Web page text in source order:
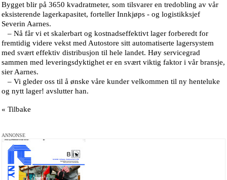
Bygget blir på 3650 kvadratmeter, som tilsvarer en tredobling av vår
eksisterende lagerkapasitet, forteller Innkjøps - og logistikksjef
Severin Aarnes.
– Nå får vi et skalerbart og kostnadseffektivt lager forberedt for
fremtidig videre vekst med Autostore sitt automatiserte lagersystem
med svært effektiv distribusjon til hele landet. Høy servicegrad
sammen med leveringsdyktighet er en svært viktig faktor i vår bransje,
sier Aarnes.
– Vi gleder oss til å ønske våre kunder velkommen til ny henteluke
og nytt lager! avslutter han.
« Tilbake
ANNONSE